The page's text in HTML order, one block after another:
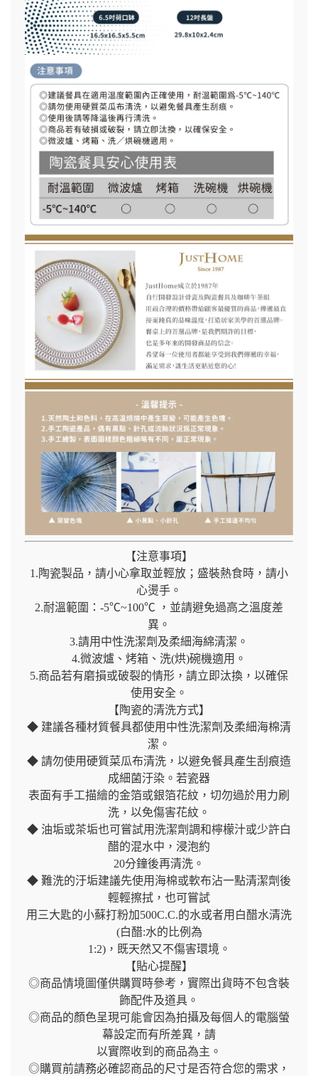
【注意事項】
1.陶瓷製品，請小心拿取並輕放；盛裝熱食時，請小
心燙手。
2.耐溫範圍：-5℃~100℃ ，並請避免過高之溫度差
異。
3.請用中性洗潔劑及柔細海綿清潔。
4.微波爐、烤箱、洗(烘)碗機適用。
5.商品若有磨損或破裂的情形，請立即汰換，以確保
使用安全。
【陶瓷的清洗方式】
◆ 建議各種材質餐具都使用中性洗潔劑及柔細海棉清
潔。
◆ 請勿使用硬質菜瓜布清洗，以避免餐具產生刮痕造
成細菌汙染。若瓷器
表面有手工描繪的金箔或銀箔花紋，切勿過於用力刷
洗，以免傷害花紋。
◆ 油垢或茶垢也可嘗試用洗潔劑調和檸檬汁或少許白
醋的混水中，浸泡約
20分鐘後再清洗。
◆ 難洗的汙垢建議先使用海棉或軟布沾一點清潔劑後
輕輕擦拭，也可嘗試
用三大匙的小蘇打粉加500C.C.的水或者用白醋水清洗
(白醋:水的比例為
1:2)，既天然又不傷害環境。
【貼心提醒】
◎商品情境圖僅供購買時參考，實際出貨時不包含裝
飾配件及道具。
◎商品的顏色呈現可能會因為拍攝及每個人的電腦螢
幕設定而有所差異，請
以實際收到的商品為主。
◎購買前請務必確認商品的尺寸是否符合您的需求，